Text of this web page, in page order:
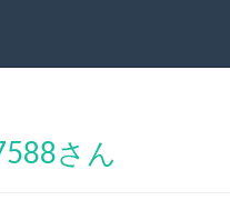
さん